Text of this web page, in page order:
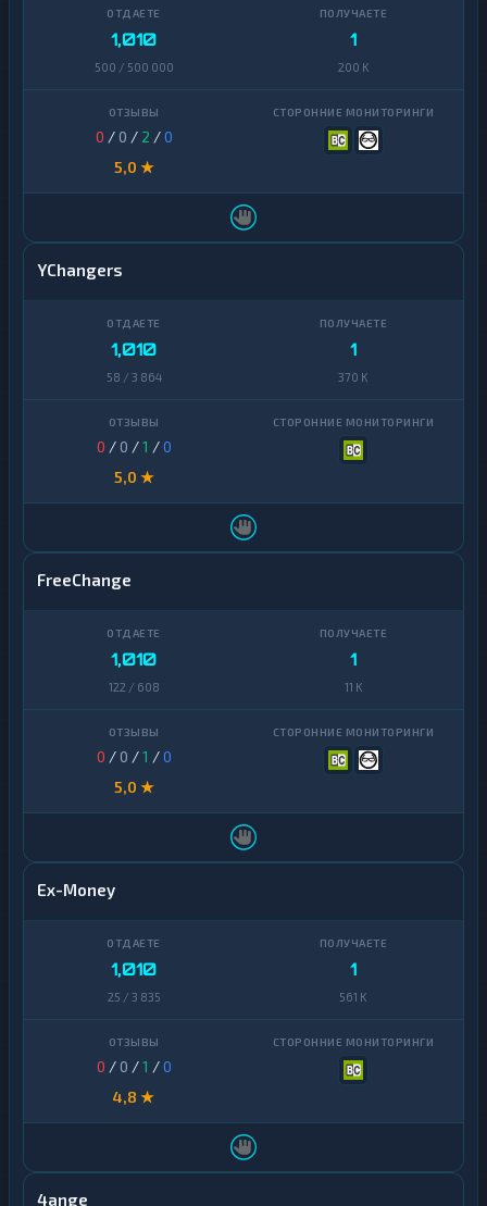
1,010
500 / 500 000
1
200 K
0 / 0 / 2 /0
5,0 ★
YChangers
1,010
58 / 3 864
1
370 K
0 / 0 /1 /0
5,0 ★
FreeChange
1,010
122 / 608
1
11 K
0 / 0 /1 /0
5,0 ★
Ex-Money
1,010
25 / 3 835
1
561 K
0 / 0 /1 /0
4,8 ★
4ange